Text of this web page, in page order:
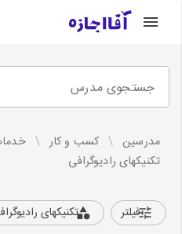
جستجوی مدرس
مدرسین / کسب و کار /
تکنیکهای رادیوگرافی
فیلتر تکنیکهای